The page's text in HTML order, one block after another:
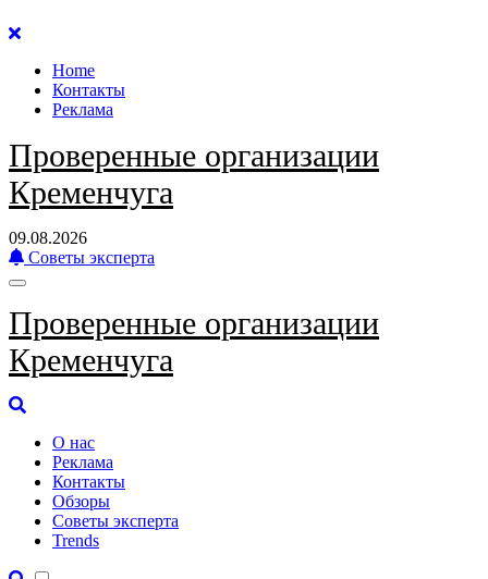
Перейти
содержанию
Home
Контакты
Реклама
Проверенные организации
Кременчуга
09.08.2026
Советы эксперта
Проверенные организации
Кременчуга
О нас
Реклама
Контакты
Обзоры
Советы эксперта
Trends